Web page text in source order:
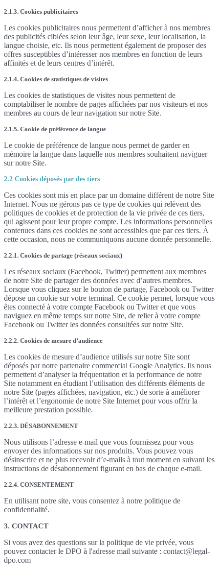
2.1.3. Cookies publicitaires
Les cookies publicitaires nous permettent d’afficher à nos membres
des publicités ciblées selon leur âge, leur sexe, leur localisation, la
langue choisie, etc. Ils nous permettent également de proposer des
offres susceptibles d’intéresser nos membres en fonction de leurs
affinités et de leurs centres d’intérêt.
2.1.4. Cookies de statistiques de visites
Les cookies de statistiques de visites nous permettent de
comptabiliser le nombre de pages affichées par nos visiteurs et nos
membres au cours de leur navigation sur notre Site.
2.1.5. Cookie de préférence de langue
Le cookie de préférence de langue nous permet de garder en
mémoire la langue dans laquelle nos membres souhaitent naviguer
sur notre Site.
2.2 Cookies déposés par des tiers
Ces cookies sont mis en place par un domaine différent de notre Site
Internet. Nous ne gérons pas ce type de cookies qui relèvent des
politiques de cookies et de protection de la vie privée de ces tiers,
qui agissent pour leur propre compte. Les informations personnelles
contenues dans ces cookies ne sont accessibles que par ces tiers. À
cette occasion, nous ne communiquons aucune donnée personnelle.
2.2.1. Cookies de partage (réseaux sociaux)
Les réseaux sociaux (Facebook, Twitter) permettent aux membres
de notre Site de partager des données avec d’autres membres.
Lorsque vous cliquez sur le bouton de partage, Facebook ou Twitter
dépose un cookie sur votre terminal. Ce cookie permet, lorsque vous
êtes connecté à votre compte Facebook ou Twitter et que vous
naviguez en même temps sur notre Site, de relier à votre compte
Facebook ou Twitter les données consultées sur notre Site.
2.2.2. Cookies de mesure d’audience
Les cookies de mesure d’audience utilisés sur notre Site sont
déposés par notre partenaire commercial Google Analytics. Ils nous
permettent d’analyser la fréquentation et la performance de notre
Site notamment en étudiant l’utilisation des différents éléments de
notre Site (pages affichées, navigation, etc.) de sorte à améliorer
l’intérêt et l’ergonomie de notre Site Internet pour vous offrir la
meilleure prestation possible.
2.2.3. DÉSABONNEMENT
Nous utilisons l’adresse e-mail que vous fournissez pour vous
envoyer des informations sur nos produits. Vous pouvez vous
désinscrire et ne plus recevoir d’e-mails à tout moment en suivant les
instructions de désabonnement figurant en bas de chaque e-mail.
2.2.4. CONSENTEMENT
En utilisant notre site, vous consentez à notre politique de
confidentialité.
3. CONTACT
Si vous avez des questions sur la politique de vie privée, vous
pouvez contacter le DPO à l'adresse mail suivante : contact@legal-
dpo.com